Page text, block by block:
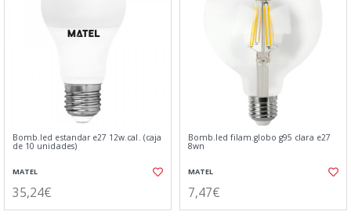
Bomb.led estandar e27 12w.cal. (caja
de 10 unidades)
MATEL
35,24€
Bomb.led filam.globo g95 clara e27
8wn
MATEL
7,47€